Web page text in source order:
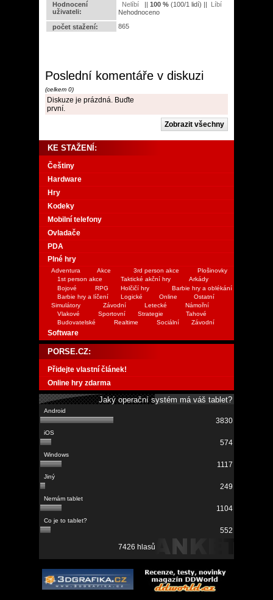
Hodnocení
uživateli:
|| 100 % (100/1 lidí) ||
Nehodnoceno
počet stažení:
865
Poslední komentáře v diskuzi
(celkem 0)
Diskuze je prázdná. Buďte
první.
KE STAŽENÍ:
Češtiny
Hardware
Hry
Kodeky
Mobilní telefony
Ovladače
PDA
Plné hry
Adventura Akce 3rd person akce
Plošinovky
1st person akce
Taktické akční hry
Arkády
Bojové
RPG Holčičí hry
Barbie hry a oblékání
Barbie hry a líčení
Logické Online
Ostatní
Simulátory
Závodní Letecké
Námořní
Vlakové
Sportovní Strategie
Tahové
Budovatelské
Realtime Sociální Závodní
Software
PORSE.CZ:
Přidejte vlastní článek!
Online hry zdarma
Jaký operační systém má váš tablet?
3830
574
1117
249
1104
552
7426 hlasů